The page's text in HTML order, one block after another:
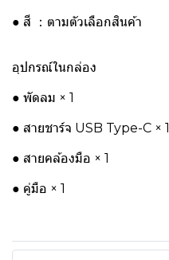
● สี ：ตามตัวเลือกสินค้า
อุปกรณ์ในกล่อง
● พัดลม × 1
● สายชาร์จ USB Type-C × 1
● สายคล้องมือ × 1
● คู่มือ × 1